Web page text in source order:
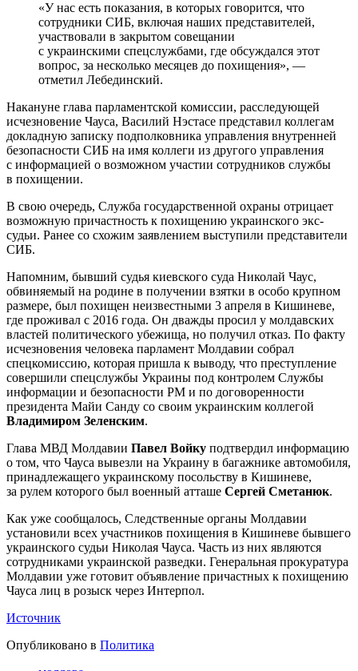
«У нас есть показания, в которых говорится, что
сотрудники СИБ, включая наших представителей,
участвовали в закрытом совещании
с украинскими спецслужбами, где обсуждался этот
вопрос, за несколько месяцев до похищения», —
отметил Лебединский.
Накануне глава парламентской комиссии, расследующей
исчезновение Чауса, Василий Нэстасе представил коллегам
докладную записку подполковника управления внутренней
безопасности СИБ на имя коллеги из другого управления
с информацией о возможном участии сотрудников службы
в похищении.
В свою очередь, Служба государственной охраны отрицает
возможную причастность к похищению украинского экс-
судьи. Ранее со схожим заявлением выступили представители
СИБ.
Напомним, бывший судья киевского суда Николай Чаус,
обвиняемый на родине в получении взятки в особо крупном
размере, был похищен неизвестными 3 апреля в Кишиневе,
где проживал с 2016 года. Он дважды просил у молдавских
властей политического убежища, но получил отказ. По факту
исчезновения человека парламент Молдавии собрал
спецкомиссию, которая пришла к выводу, что преступление
совершили спецслужбы Украины под контролем Службы
информации и безопасности РМ и по договоренности
президента Майи Санду со своим украинским коллегой
Владимиром Зеленским.
Глава МВД Молдавии Павел Войку подтвердил информацию
о том, что Чауса вывезли на Украину в багажнике автомобиля,
принадлежащего украинскому посольству в Кишиневе,
за рулем которого был военный атташе Сергей Сметанюк.
Как уже сообщалось, Следственные органы Молдавии
установили всех участников похищения в Кишиневе бывшего
украинского судьи Николая Чауса. Часть из них являются
сотрудниками украинской разведки. Генеральная прокуратура
Молдавии уже готовит объявление причастных к похищению
Чауса лиц в розыск через Интерпол.
Источник
Опубликовано в Политика